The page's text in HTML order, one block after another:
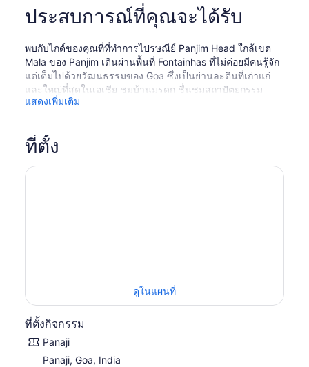
ประสบการณ์ที่คุณจะได้รับ
พบกับไกด์ของคุณที่ที่ทำการไปรษณีย์ Panjim Head ใกล้เขต
Mala ของ Panjim เดินผ่านพื้นที่ Fontainhas ที่ไม่ค่อยมีคนรู้จัก
แต่เต็มไปด้วยวัฒนธรรมของ Goa ซึ่งเป็นย่านละตินที่เก่าแก่
และใหญ่ที่สุดในเอเชีย ชมบ้านมรดก ชื่นชมสถาปัตยกรรม
โปรตุเกส พบปะผู้คนในท้องถิ่นที่เป็นมิตร และสัมผัสด้าน
โปรตุเกส ซึ่งมาจากน้ำพุที่ฐานของเนินเขาอัลตินโย อิทธิพล
แบบสถาปัตยกรรมและชื่อถนน
และ Galerie Gitanjali สุดท้าย เยี่ยมชมนักดนตรี Goan ที่มีชื่อ
เสียงและเรียนรู้เกี่ยวกับอิทธิพลของโปรตุเกสที่มีต่อดนตรี Goan
ก่อนกลับไปยังจุดนัดพบ คุณสามารถแวะสตูดิโอที่ผลิตของที่
แสดงเพิ่มเติม
ที่ตั้ง
ดูในแผนที่
ที่ตั้งกิจกรรม
Panaji
Panaji, Goa, India